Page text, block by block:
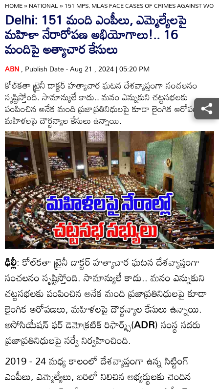
HOME»NATIONAL»151 MPS, MLAS FACE CASES OF CRIMES AGAINST
Delhi: 151 మంది ఎంపీలు, ఎమ్మెల్యేలపై
మహిళా నేరారోపణ అభియోగాలు!.. 16
మందిపై అత్యాచార కేసులు
ABN, Publish Date - Aug 21 , 2024 | 05:20 PM
కోల్‌కతా ట్రైనీ డాక్టర్ హత్యాచార ఘటన దేశవ్యాప్తంగా సంచలనం
సృష్టిస్తోంది. సామాన్యులే కాదు.. మనం ఎన్నుకుని చట్టసభలకు
పంపించిన అనేక మంది ప్రజాప్రతినిధులపై కూడా లైంగిక ఆరోపణలు,
మహిళలపై దౌర్జన్యాల కేసులు ఉన్నాయి.
ఢిల్లీ: కోల్‌కతా ట్రైనీ డాక్టర్ హత్యాచార ఘటన దేశవ్యాప్తంగా
సంచలనం సృష్టిస్తోంది. సామాన్యులే కాదు.. మనం ఎన్నుకుని
చట్టసభలకు పంపించిన అనేక మంది ప్రజాప్రతినిధులపై కూడా
లైంగిక ఆరోపణలు, మహిళలపై దౌర్జన్యాల కేసులు ఉన్నాయి.
అసోసియేషన్ ఫర్ డెమోక్రటిక్ రిఫార్మ్స్(ADR) సంస్థ సదరు
ప్రజాప్రతినిధులపై సర్వే నిర్వహించింది.
2019 - 24 మధ్య కాలంలో దేశవ్యాప్తంగా ఉన్న సిట్టింగ్
ఎంపీలు, ఎమ్మెల్యేలు, బరిలో నిలిచిన అభ్యర్థులకు చెందిన